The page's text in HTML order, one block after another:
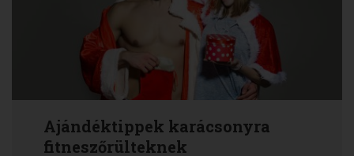
Ajándéktippek karácsonyra
fitneszőrülteknek